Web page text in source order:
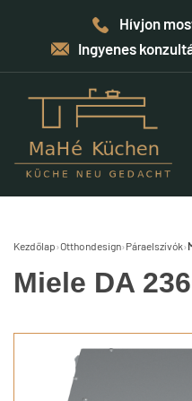
Hívjon
Ingyenes
Kezdőlap›Otthondesign› Páraelszívók›
Miele DA